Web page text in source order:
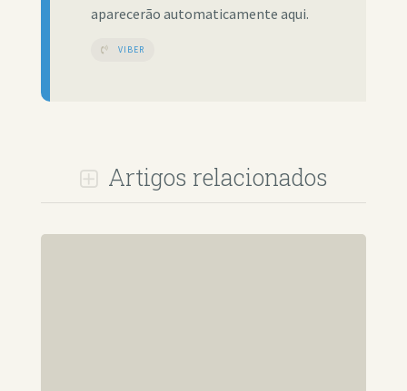
aparecerão automaticamente aqui.
VIBER
Artigos relacionados